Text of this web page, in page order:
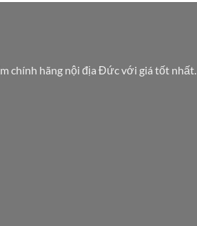
chính hãng nội địa Đức với giá tốt nhất.